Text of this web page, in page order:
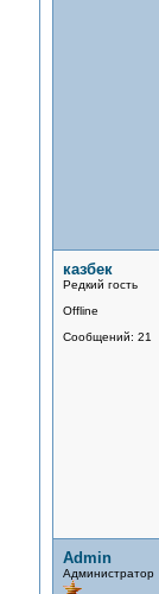
казбек
Редкий гость
Offline
Сообщений: 21
Admin
Администратор